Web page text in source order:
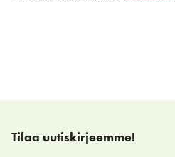
Tilaa uutiskirjeemme!